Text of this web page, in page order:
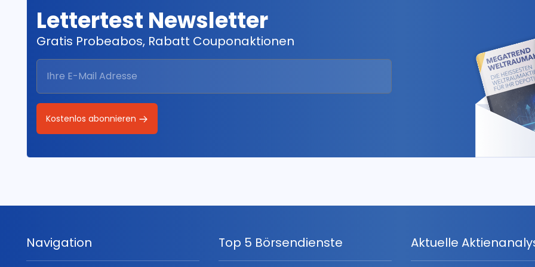
Lettertest Newsletter
Gratis Probeabos, Rabatt Couponaktionen
Kostenlos abonnieren
Navigation Top 5 Börsendienste Aktuelle